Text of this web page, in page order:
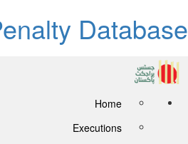
Database
Home
Executions